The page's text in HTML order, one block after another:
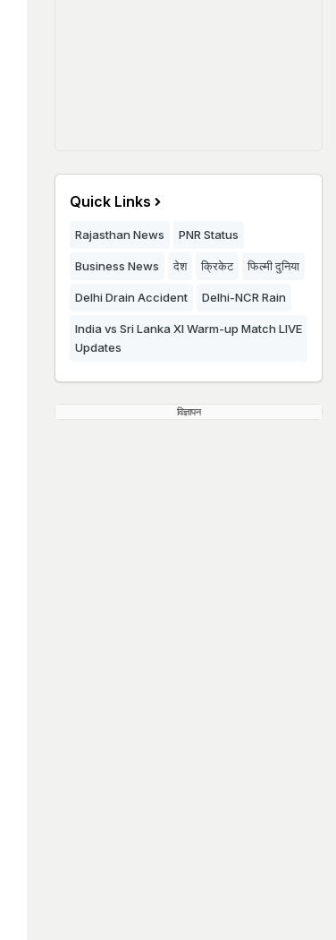
Quick Links
Rajasthan News PNR Status
Business News देश क्रिकेट फिल्मी दुनिया
Delhi Drain Accident Delhi-NCR Rain
India vs Sri Lanka XI Warm-up Match LIVE
Updates
विज्ञापन